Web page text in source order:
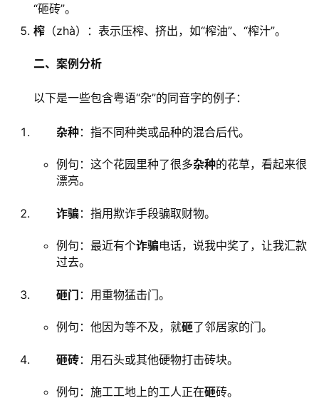
“砸砖”。
榨 （zhà）：表示压榨、挤出，如“榨油”、“榨汁”。
二、案例分析
以下是一些包含粤语“杂”的同音字的例子：
杂种：指不同种类或品种的混合后代。
例句：这个花园里种了很多杂种的花草，看起来很
漂亮。
诈骗：指用欺诈手段骗取财物。
例句：最近有个诈骗电话，说我中奖了，让我汇款
过去。
砸门 ：用重物猛击门。
例句：他因为等不及，就砸了邻居家的门。
砸砖：用石头或其他硬物打击砖块。
例句：施工工地上的工人正在砸砖。